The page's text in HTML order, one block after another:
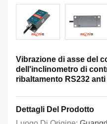
Vibrazione di asse del
dell'inclinometro di
ribaltamento RS232 anti
Dettagli Del Prodotto